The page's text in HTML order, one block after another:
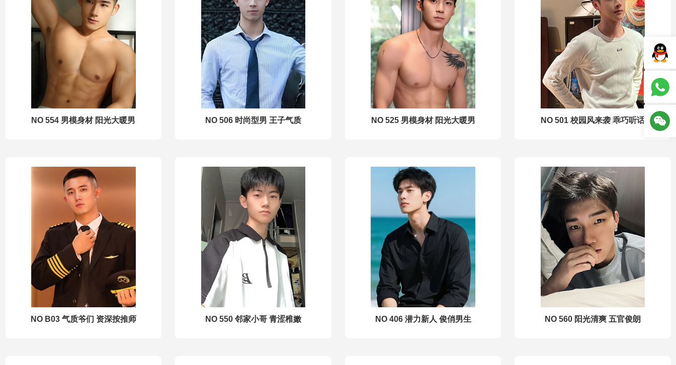
NO 554 男模身材 阳光大暖男 NO 506 时尚型男 王子气质 NO 525 男模身材 阳光大暖男 NO 501 校园风来袭 乖巧听话
NO B03 气质爷们 资深按推师 NO 550 邻家小哥 青涩稚嫩 NO 406 潜力新人 俊俏男生 NO 560 阳光清爽 五官俊朗